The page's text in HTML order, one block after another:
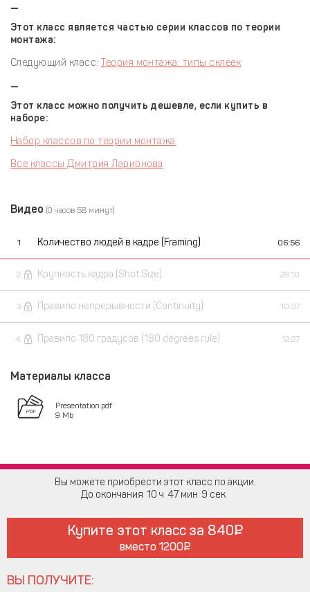
—
Этот класс является частью серии классов по теории
монтажа:
Следующий класс:Теория монтажа: типы склеек
—
Этот класс можно получить дешевле, если купить в
наборе:
Набор классов по теории монтажа
Все классы Дмитрия Ларионова
Видео (0 часов 58 минут)
1 Количество людей в кадре (Framing) 06:56
2 Крупность кадра (Shot Size) 28:10
3 Правило непрерывности (Continuity) 10:37
4 Правило 180 градусов (180 degrees rule) 12:27
Материалы класса
Presentation.pdf
9 Mb
Вы можете приобрести этот класс по акции.
До окончания 10 47 8
Купите этот класс за 840
вместо 1200
ВЫ ПОЛУЧИТЕ: